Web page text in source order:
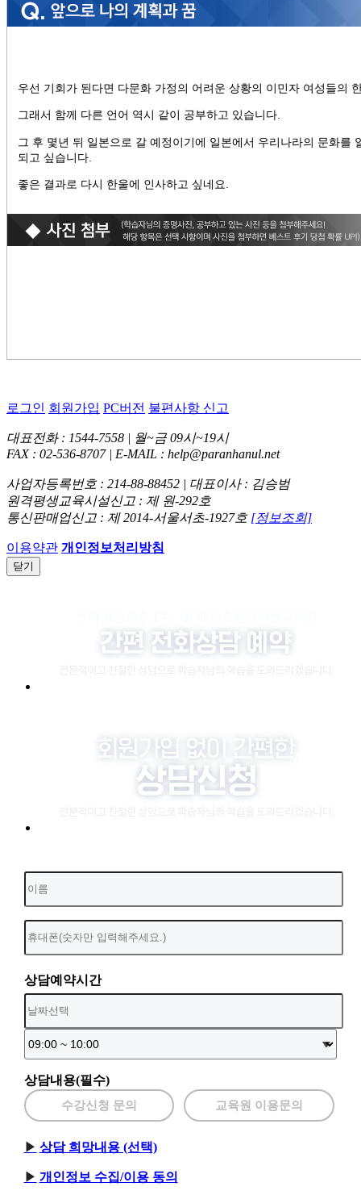
우선 기회가 된다면 다문화 가정의 어려운 상황의 이민자 여성들의
그래서 함께 다른 언어 역시 같이 공부하고 있습니다.
그 후 몇년 뒤 일본으로 갈 예정이기에 일본에서 우리나라의 문화를
되고 싶습니다.
좋은 결과로 다시 한울에 인사하고 싶네요.
로그인 회원가입 PC버전 불편사항 신고
대표전화 : 1544-7558 | 월~금 09시~19시
FAX : 02-536-8707 | E-MAIL : help@paranhanul.net
사업자등록번호 : 214-88-88452 | 대표이사 : 김승범
원격평생교육시설신고 : 제 원-292호
통신판매업신고 : 제 2014-서울서초-1927호 [정보조회]
이용약관 개인정보처리방침
닫기
상담예약시간
상담내용(필수)
수강신청 문의 교육원 이용문의
상담 희망내용 (선택)
개인정보 수집/이용 동의